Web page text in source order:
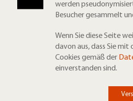
werden
Besucher gesammelt
Wenn Sie diese Seite
davon aus, dass Sie mit
Cookies gemäß der
einverstanden sind.